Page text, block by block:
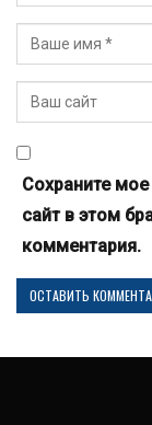
Сохраните
сайт в этом
комментария.